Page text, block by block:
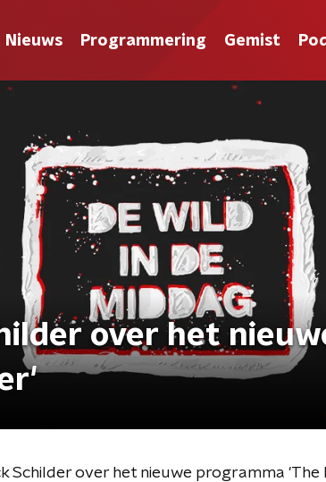
Nieuws Programmering Gemist
over het
Schilder over het nieuwe programma 'The